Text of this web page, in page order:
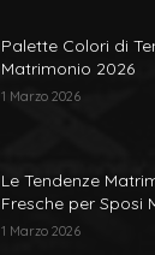
Palette Colori di
Matrimonio 2026
1 Marzo 2026
Le Tendenze
Fresche per Sposi
1 Marzo 2026